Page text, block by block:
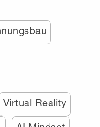
Virtual Reality